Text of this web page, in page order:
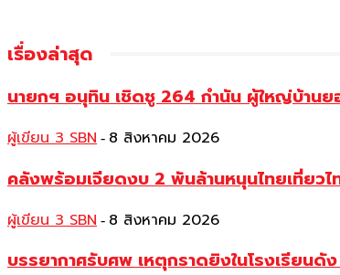
เรื่องล่าสุด
นายกฯ อนุทิน เชิดชู 264 กำนัน ผู้ใหญ่บ้านย
ผู้เขียน 3 SBN - 8 สิงหาคม 2026
คลังพร้อมเจียดงบ 2 พันล้านหนุนไทยเที่ยวไ
ผู้เขียน 3 SBN - 8 สิงหาคม 2026
บรรยากาศรับศพ เหตุกราดยิงในโรงเรียนดั